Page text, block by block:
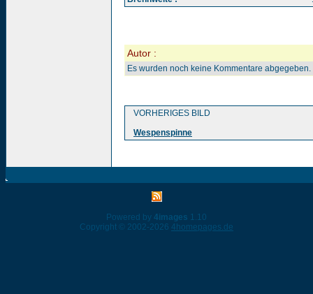
Autor :
Es wurden noch keine Kommentare abgegeben.
VORHERIGES BILD
Wespenspinne
Powered by 4images 1.10
Copyright © 2002-2026 4homepages.de